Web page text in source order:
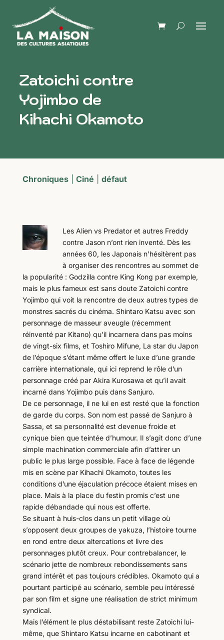
Zatoichi contre
Yojimbo de
Kihachi Okamoto
Chroniques| Ciné défaut
Les Alien vs Predator et autres Freddy
contre Jason n’ont rien inventé. Dès les
années 60, les Japonais n’hésitèrent pas
à organiser des rencontres au sommet de
la popularité : Godzilla contre King Kong par exemple,
mais le plus fameux est sans doute Zatoichi contre
Yojimbo qui voit la rencontre de deux autres types de
monstres sacrés du cinéma. Shintaro Katsu avec son
personnage de masseur aveugle (récemment
réinventé par Kitano) qu’il incarnera dans pas moins
de vingt-six films, et Toshiro Mifune, La star du Japon
de l’époque s’étant même offert le luxe d’une grande
carrière internationale, qui ici reprend le rôle d’un
personnage créé par Akira Kurosawa et qu’il avait
incarné dans Yojimbo puis dans Sanjuro.
De ce personnage, il ne lui en est resté que la fonction
de garde du corps. Son nom est passé de Sanjuro à
Sassa, et sa personnalité est devenue froide et
cynique bien que teintée d’humour. Il s’agit donc d’une
simple machination commerciale afin d’attirer un
public le plus large possible. Face à face de légende
mis en scène par Kihachi Okamoto, toutes les
conditions d’une éjaculation précoce étaient mises en
place. Mais à la place du festin promis c’est une
rapide débandade qui nous est offerte.
Se situant à huis-clos dans un petit village où
s’opposent deux groupes de yakuza, l’histoire tourne
en rond entre deux altercations et livre des
personnages plutôt creux. Pour contrebalancer, le
scénario jette de nombreux rebondissements sans
grand intérêt et pas toujours crédibles. Okamoto qui a
pourtant participé au scénario, semble peu intéressé
par son film et signe une réalisation de strict minimum
syndical.
Mais l’élément le plus déstabilisant reste Zatoichi lui-
même, que Shintaro Katsu incarne en cabotinant et